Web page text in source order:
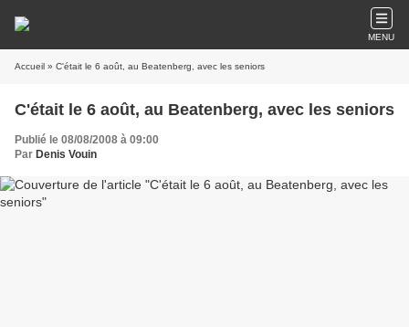
MENU
Accueil » C'était le 6 août, au Beatenberg, avec les seniors
C'était le 6 août, au Beatenberg, avec les seniors
Publié le 08/08/2008 à 09:00
Par Denis Vouin